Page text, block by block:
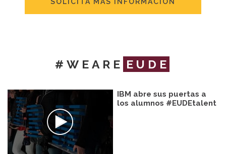
#WEARE EUDE
IBM abre sus puertas a
los alumnos #EUDEtalent